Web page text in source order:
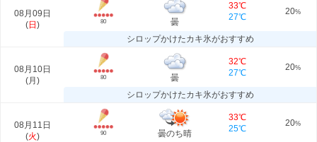
08月09日
(日 ) 80 曇
33℃
27℃
20%
シロップかけたカキ氷がおすすめ
08月10日
(月 ) 80 曇
32℃
27℃
20%
シロップかけたカキ氷がおすすめ
08月11日
(火) 90 曇のち晴
33℃
25℃
20%